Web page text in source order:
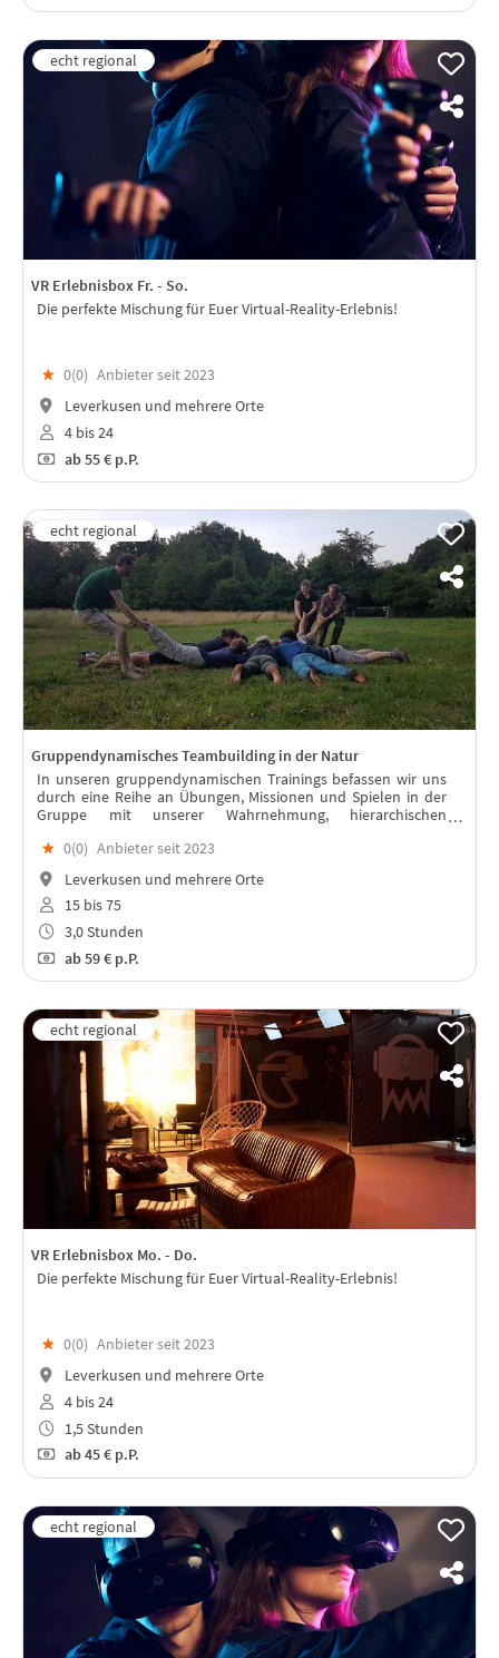
VR Erlebnisbox Fr. - So.
Die perfekte Mischung für Euer Virtual-Reality-Erlebnis!
★ 0(0) Anbieter seit 2023
Leverkusen und mehrere Orte
4 bis 24
ab55 € p.P.
Gruppendynamisches Teambuilding in der Natur
In unseren gruppendynamischen Trainings befassen wir uns
durch eine Reihe an Übungen, Missionen und Spielen in der
Gruppe mit unserer Wahrnehmung, hierarchischen
★ 0(0) Anbieter seit 2023
Leverkusen und mehrere Orte
15 bis 75
3,0 Stunden
ab59 € p.P.
VR Erlebnisbox Mo. - Do.
Die perfekte Mischung für Euer Virtual-Reality-Erlebnis!
★ 0(0) Anbieter seit 2023
Leverkusen und mehrere Orte
4 bis 24
1,5 Stunden
ab45 € p.P.